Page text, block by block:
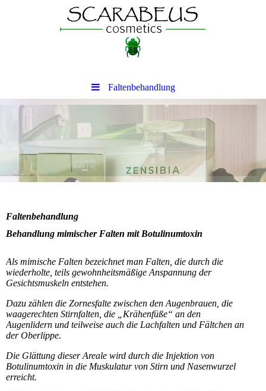
Faltenbehandlung
Faltenbehandlung
Behandlung mimischer Falten mit Botulinumtoxin
Als mimische Falten bezeichnet man Falten, die durch die
wiederholte, teils gewohnheitsmäßige Anspannung der
Gesichtsmuskeln entstehen.
Dazu zählen die Zornesfalte zwischen den Augenbrauen, die
waagerechten Stirnfalten, die „Krähenfüße“ an den
Augenlidern und teilweise auch die Lachfalten und Fältchen an
der Oberlippe.
Die Glättung dieser Areale wird durch die Injektion von
Botulinumtoxin in die Muskulatur von Stirn und Nasenwurzel
erreicht.